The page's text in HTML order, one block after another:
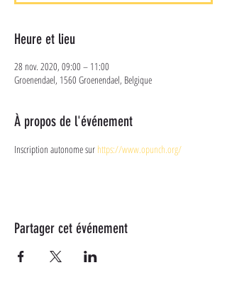
Heure et lieu
28 nov. 2020, 09:00 – 11:00
Groenendael, 1560 Groenendael, Belgique
À propos de l'événement
Inscription autonome sur https://www.opunch.org/
Partager cet événement